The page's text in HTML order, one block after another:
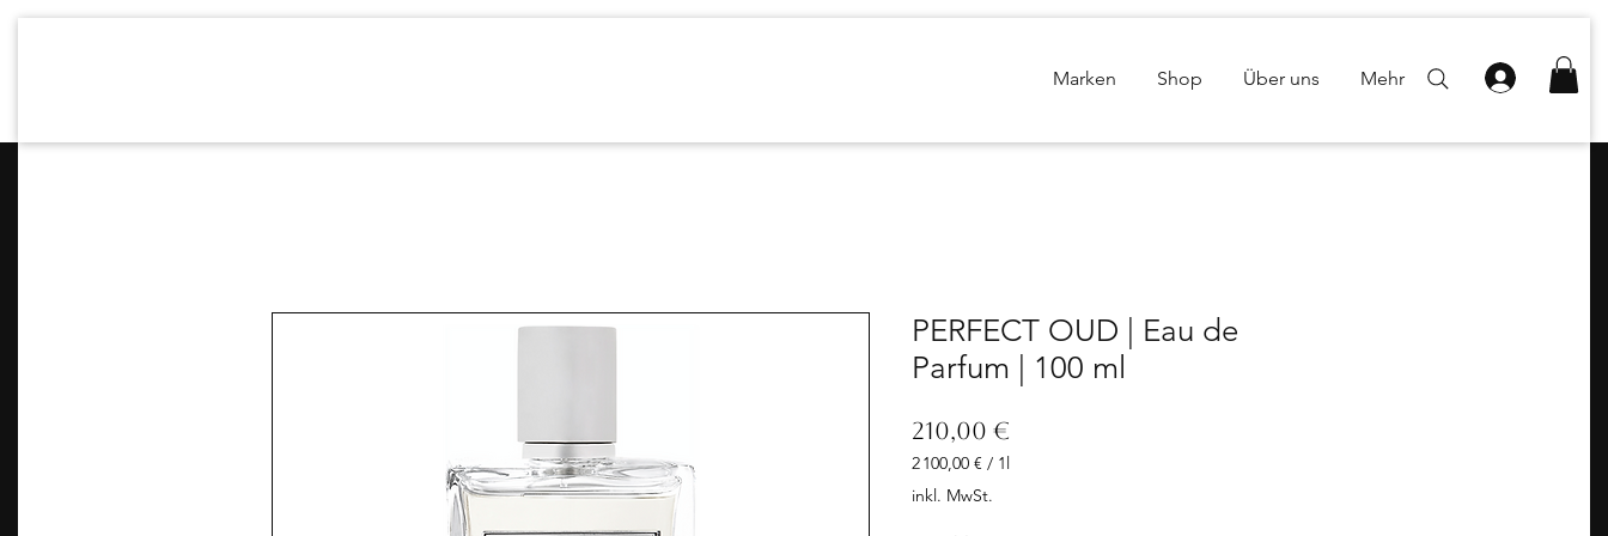
Marken Shop Über uns Mehr
PERFECT OUD | Eau de
Parfum | 100 ml
210,00 €
2 100,00 € / 1l
2 100,00 €
pro
inkl. MwSt.